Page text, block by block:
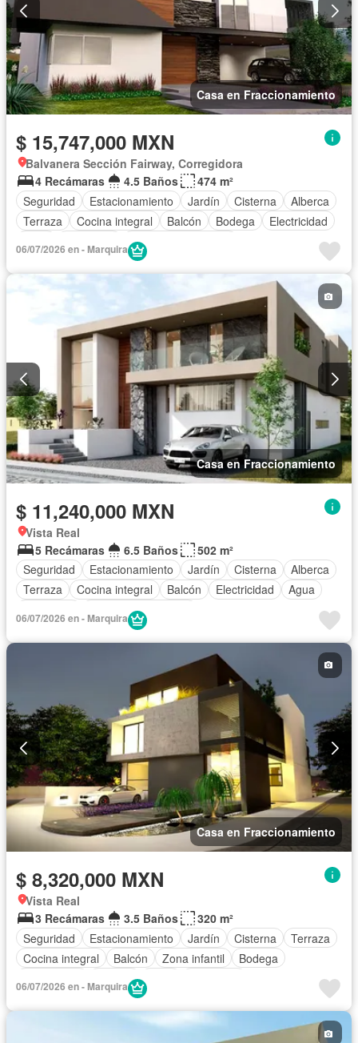
Casa en Fraccionamiento
$ 15,747,000 MXN
Balvanera Sección Fairway, Corregidora
4 Recámaras
4.5 Baños
474 m²
Seguridad
Estacionamiento Jardín Cisterna
Alberca
Terraza
Cocina integral Balcón Bodega
Electricidad
Caseta de vigilancia
06/07/2026 en - Marquira
Casa en Fraccionamiento
$ 11,240,000 MXN
Vista Real
5 Recámaras
6.5 Baños
502 m²
Seguridad
Estacionamiento Jardín Cisterna
Alberca
Terraza
Cocina integral Balcón Electricidad
Agua
Caseta de vigilancia
06/07/2026 en - Marquira
Casa en Fraccionamiento
$ 8,320,000 MXN
Vista Real
3 Recámaras
3.5 Baños
320 m²
Seguridad
Estacionamiento Jardín Cisterna
Terraza
Cocina integral
Balcón Zona infantil
Bodega
Jacuzzi
Caseta de vigilancia
06/07/2026 en - Marquira